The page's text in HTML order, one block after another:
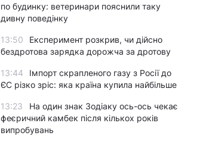
по будинку: ветеринари пояснили таку
дивну поведінку
13:50
Експеримент розкрив, чи дійсно
бездротова зарядка дорожча за дротову
13:44
Імпорт скрапленого газу з Росії до
ЄС різко зріс: яка країна купила найбільше
13:23
На один знак Зодіаку ось-ось чекає
феєричний камбек після кількох років
випробувань